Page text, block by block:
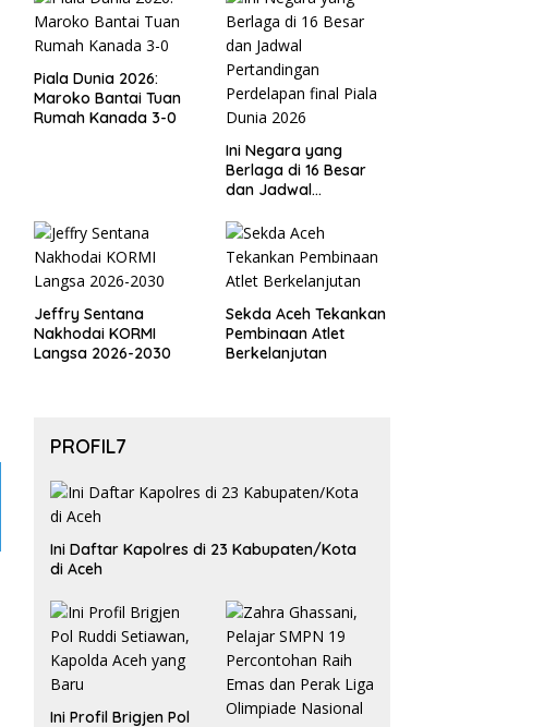
Piala Dunia 2026:
Maroko Bantai Tuan
Rumah Kanada 3-0
Ini Negara yang
Berlaga di 16 Besar
dan Jadwal
Perdelapan final Piala
Dunia 2026
Jeffry Sentana
Nakhodai KORMI
Langsa 2026-2030
Sekda Aceh Tekankan
Pembinaan Atlet
Berkelanjutan
PROFIL7
Ini Daftar Kapolres di 23 Kabupaten/Kota
di Aceh
Ini Profil Brigjen Pol